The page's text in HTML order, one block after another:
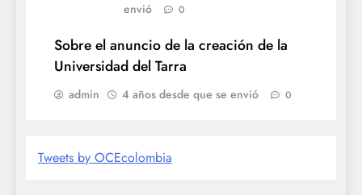
envió
0
Sobre el anuncio de la creación de la
Universidad del Tarra
admin 4 años desde que se envió 0
Tweets by OCEcolombia